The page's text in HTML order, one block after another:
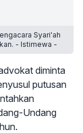
Syari'ah
- Istimewa -
diminta
putusan
Undang